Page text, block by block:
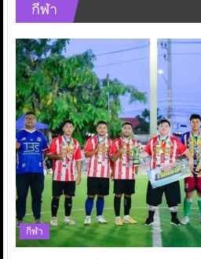
กีฬา
กีฬา